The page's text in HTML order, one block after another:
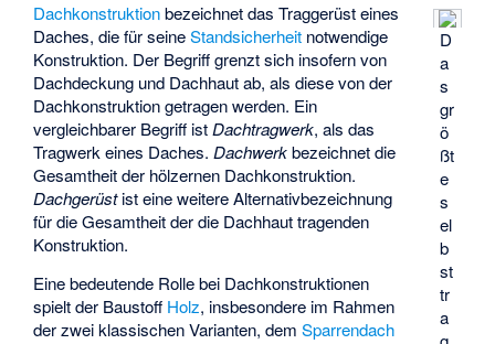
D
a
s
gr
ö
ßt
e
s
el
b
st
tr
a
Dachkonstruktionbezeichnet das Traggerüst eines
Daches, die für seineStandsicherheit notwendige
Konstruktion. Der Begriff grenzt sich insofern von
Dachdeckung und Dachhaut ab, als diese von der
Dachkonstruktion getragen werden. Ein
vergleichbarer Begriff istDachtragwerk, als das
Tragwerk eines Daches.Dachwerkbezeichnet die
Gesamtheit der hölzernen Dachkonstruktion.
Dachgerüstist eine weitere Alternativbezeichnung
für die Gesamtheit der die Dachhaut tragenden
Konstruktion.
Eine bedeutende Rolle bei Dachkonstruktionen
spielt der Baustoff Holz, insbesondere im Rahmen
der zwei klassischen Varianten, demSparrendach